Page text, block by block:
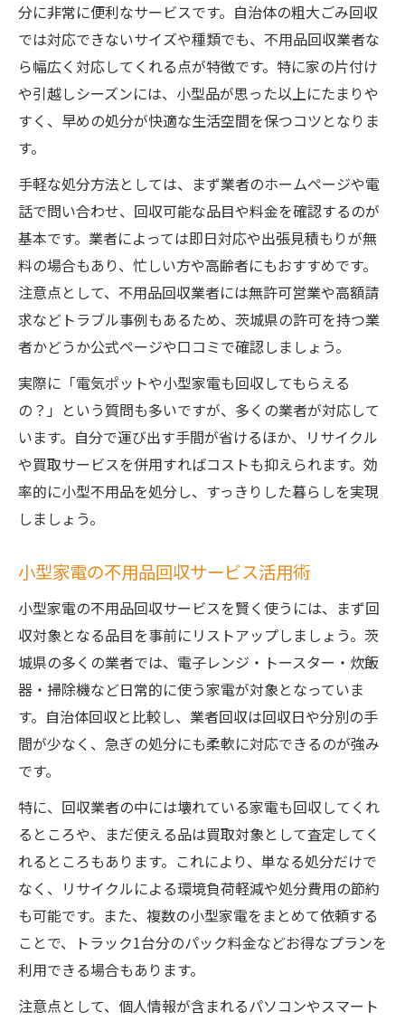
分に非常に便利なサービスです。自治体の粗大ごみ回収
では対応できないサイズや種類でも、不用品回収業者な
ら幅広く対応してくれる点が特徴です。特に家の片付け
や引越しシーズンには、小型品が思った以上にたまりや
すく、早めの処分が快適な生活空間を保つコツとなりま
す。
手軽な処分方法としては、まず業者のホームページや電
話で問い合わせ、回収可能な品目や料金を確認するのが
基本です。業者によっては即日対応や出張見積もりが無
料の場合もあり、忙しい方や高齢者にもおすすめです。
注意点として、不用品回収業者には無許可営業や高額請
求などトラブル事例もあるため、茨城県の許可を持つ業
者かどうか公式ページや口コミで確認しましょう。
実際に「電気ポットや小型家電も回収してもらえる
の？」という質問も多いですが、多くの業者が対応して
います。自分で運び出す手間が省けるほか、リサイクル
や買取サービスを併用すればコストも抑えられます。効
率的に小型不用品を処分し、すっきりした暮らしを実現
しましょう。
小型家電の不用品回収サービス活用術
小型家電の不用品回収サービスを賢く使うには、まず回
収対象となる品目を事前にリストアップしましょう。茨
城県の多くの業者では、電子レンジ・トースター・炊飯
器・掃除機など日常的に使う家電が対象となっていま
す。自治体回収と比較し、業者回収は回収日や分別の手
間が少なく、急ぎの処分にも柔軟に対応できるのが強み
です。
特に、回収業者の中には壊れている家電も回収してくれ
るところや、まだ使える品は買取対象として査定してく
れるところもあります。これにより、単なる処分だけで
なく、リサイクルによる環境負荷軽減や処分費用の節約
も可能です。また、複数の小型家電をまとめて依頼する
ことで、トラック1台分のパック料金などお得なプランを
利用できる場合もあります。
注意点として、個人情報が含まれるパソコンやスマート